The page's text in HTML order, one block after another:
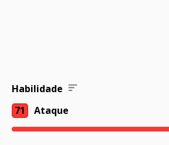
Habilidade
71
Ataque